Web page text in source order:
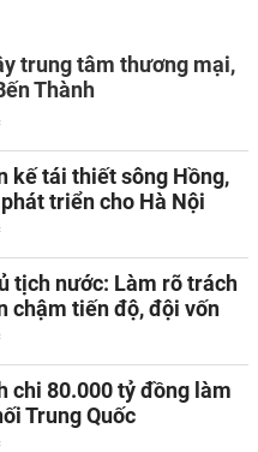
trung tâm thương mại,
Thành
kế tái thiết sông Hồng,
triển cho Hà Nội
tịch nước: Làm rõ trách
chậm tiến độ, đội vốn
chi 80.000 tỷ đồng làm
Trung Quốc